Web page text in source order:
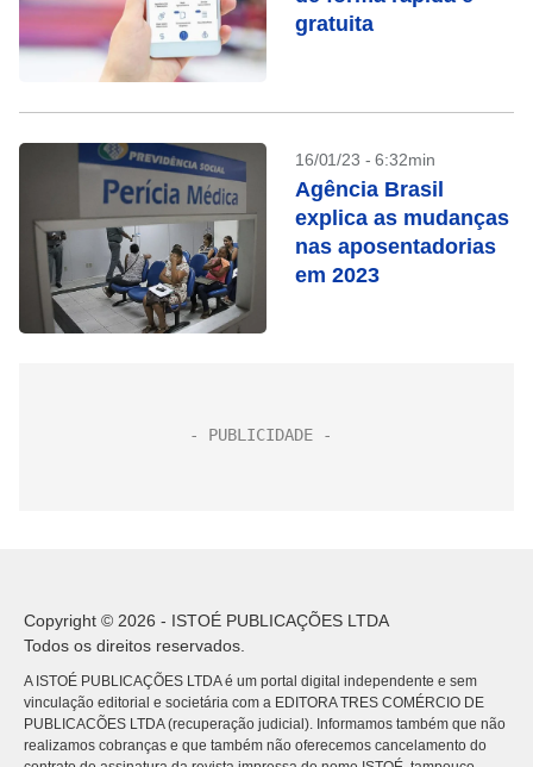
gratuita
16/01/23 - 6:32min
Agência Brasil
explica as mudanças
nas aposentadorias
em 2023
Copyright © 2026 - ISTOÉ PUBLICAÇÕES LTDA
Todos os direitos reservados.
A ISTOÉ PUBLICAÇÕES LTDA é um portal digital independente e sem
vinculação editorial e societária com a EDITORA TRES COMÉRCIO DE
PUBLICACÕES LTDA (recuperação judicial). Informamos também que não
realizamos cobranças e que também não oferecemos cancelamento do